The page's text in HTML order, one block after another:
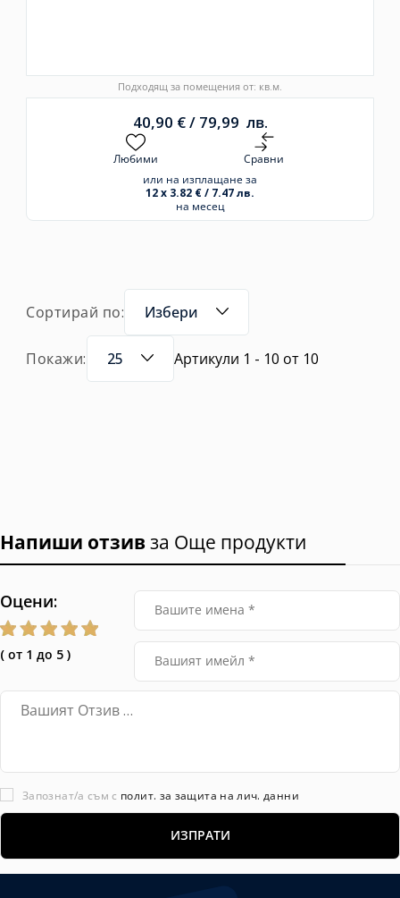
Подходящ за помещения от: кв.м.
40,90 €/ 79,99 лв.
Любими
Сравни
или на изплащане за
12 x 3.82 € / 7.47 лв.
на месец
Сортирай по: Избери
Покажи: 25 Артикули 1 - 10 от 10
Напиши отзивза Още продукти
Оцени:
( от 1 до 5 )
Запознат/а съм с полит. за защита на лич. данни